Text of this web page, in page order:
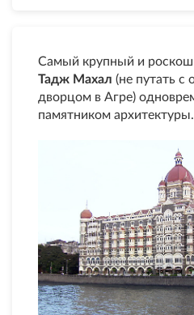
Самый крупный и
Тадж Махал (не путать
дворцом в Агре)
памятником архитектуры.